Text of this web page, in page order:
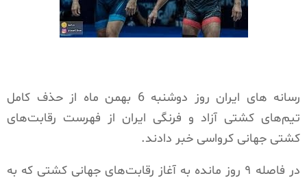
رسانه های ایران روز دوشنبه 6 بهمن ماه از حذف کامل
تیم‌های کشتی آزاد و فرنگی ایران از فهرست رقابت‌های
کشتی جهانی کرواسی خبر دادند.
در فاصله ۹ روز مانده به آغاز رقابت‌های جهانی کشتی که به